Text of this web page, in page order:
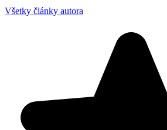
Všetky články autora